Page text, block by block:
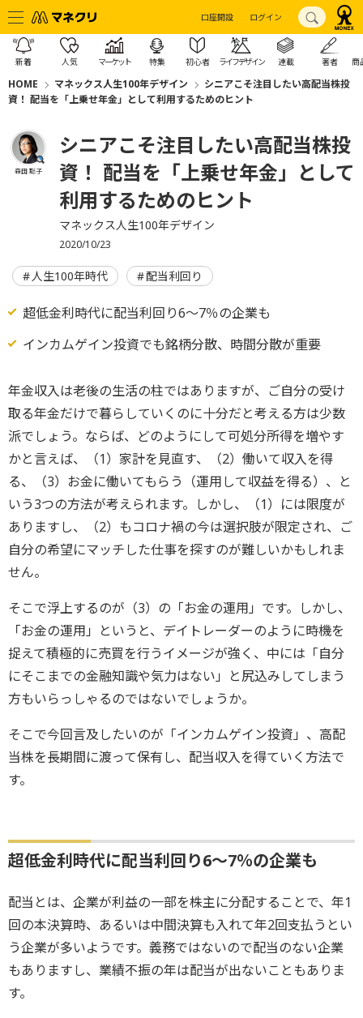
口座開設 ログイン
新着 人気 マーケット 特集 初心者 ライフデザイン 連載 著者 商
HOME マネックス人生100年デザイン
シニアこそ注目したい高配当株投
資！ 配当を「上乗せ年金」として利用するためのヒント
森田 聡子
シニアこそ注目したい高配当株投
資！ 配当を「上乗せ年金」として
利用するためのヒント
マネックス人生100年デザイン
2020/10/23
人生100年時代 配当利回り
超低金利時代に配当利回り6～7％の企業も
インカムゲイン投資でも銘柄分散、時間分散が重要
年金収入は老後の生活の柱ではありますが、ご自分の受け
取る年金だけで暮らしていくのに十分だと考える方は少数
派でしょう。ならば、どのようにして可処分所得を増やす
かと言えば、（1）家計を見直す、（2）働いて収入を得
る、（3）お金に働いてもらう（運用して収益を得る）、と
いう3つの方法が考えられます。しかし、（1）には限度が
ありますし、（2）もコロナ禍の今は選択肢が限定され、ご
自分の希望にマッチした仕事を探すのが難しいかもしれま
せん。
そこで浮上するのが（3）の「お金の運用」です。しかし、
「お金の運用」というと、デイトレーダーのように時機を
捉えて積極的に売買を行うイメージが強く、中には「自分
にそこまでの金融知識や気力はない」と尻込みしてしまう
方もいらっしゃるのではないでしょうか。
そこで今回言及したいのが「インカムゲイン投資」、高配
当株を長期間に渡って保有し、配当収入を得ていく方法で
す。
超低金利時代に配当利回り6～7％の企業も
配当とは、企業が利益の一部を株主に分配することで、年1
回の本決算時、あるいは中間決算も入れて年2回支払うとい
う企業が多いようです。義務ではないので配当のない企業
もありますし、業績不振の年は配当が出ないこともありま
す。